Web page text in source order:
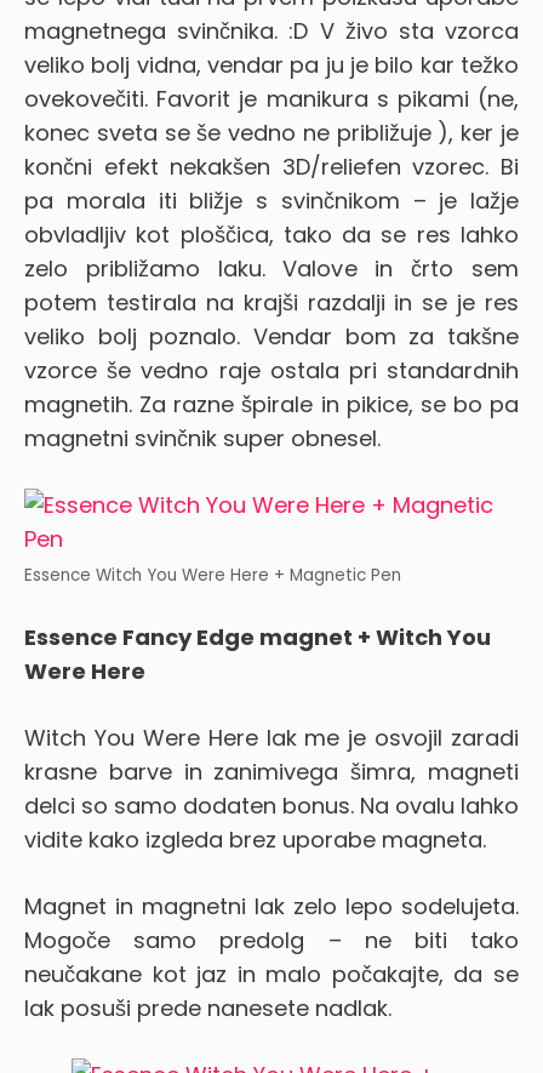
magnetnega svinčnika. :D V živo sta vzorca
veliko bolj vidna, vendar pa ju je bilo kar težko
ovekovečiti. Favorit je manikura s pikami (ne,
konec sveta se še vedno ne približuje ), ker je
končni efekt nekakšen 3D/reliefen vzorec. Bi
pa morala iti bližje s svinčnikom – je lažje
obvladljiv kot ploščica, tako da se res lahko
zelo približamo laku. Valove in črto sem
potem testirala na krajši razdalji in se je res
veliko bolj poznalo. Vendar bom za takšne
vzorce še vedno raje ostala pri standardnih
magnetih. Za razne špirale in pikice, se bo pa
magnetni svinčnik super obnesel.
Essence Witch You Were Here + Magnetic Pen
Essence Fancy Edge magnet + Witch You
Were Here
Witch You Were Here lak me je osvojil zaradi
krasne barve in zanimivega šimra, magneti
delci so samo dodaten bonus. Na ovalu lahko
vidite kako izgleda brez uporabe magneta.
Magnet in magnetni lak zelo lepo sodelujeta.
Mogoče samo predolg – ne biti tako
neučakane kot jaz in malo počakajte, da se
lak posuši prede nanesete nadlak.